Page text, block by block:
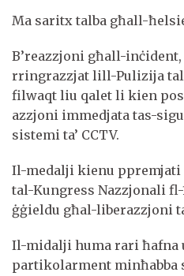
Ma saritx talba għall-
B’reazzjoni għall-
rringrazzjat lill-Pulizija
filwaqt liu qalet li kien
azzjoni immedjata tas-
sistemi ta’ CCTV.
Il-medalji kienu
tal-Kungress Nazzjonali
ġġieldu għal-liberazzjoni
Il-midalji huma rari ħafna
partikolarment